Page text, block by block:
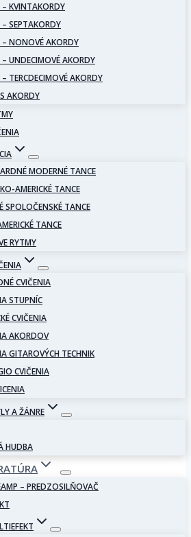
KVINTAKORDY
SEPTAKORDY
NONOVÉ AKORDY
UNDECIMOVÉ AKORDY
TERCDECIMOVÉ AKORDY
AKORDY
MODERNÉ TANCE
AMERICKÉ TANCE
SPOLOČENSKÉ TANCE
TANCE
RYTMY
CVIČENIA
STUPNÍC
CVIČENIA
AKORDOV
GITAROVÝCH TECHNIK
CVIČENIA
A ŽÁNRE
HUDBA
– PREDZOSILŇOVAČ